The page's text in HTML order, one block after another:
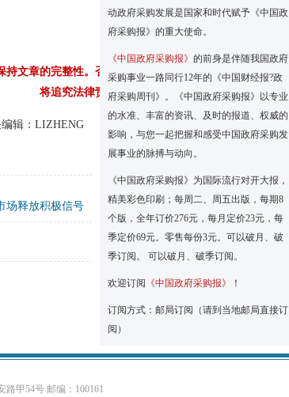
持文章的完整性。否则，
将追究法律责任。
辑：LIZHENG
场释放积极信号
动政府采购发展是国家和时代赋予《中国政
府采购报》的重大使命。
《中国政府采购报》 的前身是伴随我国政府
采购事业一路同行12年的《中国财经报?政
府采购周刊》。《中国政府采购报》以专业
的水准、丰富的资讯、及时的报道、权威的
影响，与您一起把握和感受中国政府采购发
展事业的脉搏与动向。
《中国政府采购报》为国际流行对开大报，
精美彩色印刷；每周二、周五出版，每期8
个版，全年订价276元，每月定价23元，每
季定价69元。零售每份3元。可以破月、破
季订阅。 可以破月、破季订阅。
欢迎订阅 《中国政府采购报》 ！
订阅方式：邮局订阅（请到当地邮局直接订
阅）
甲54号 邮编：100161